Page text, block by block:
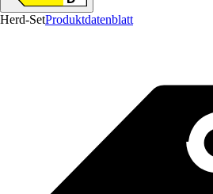
Herd-SetProduktdatenblatt